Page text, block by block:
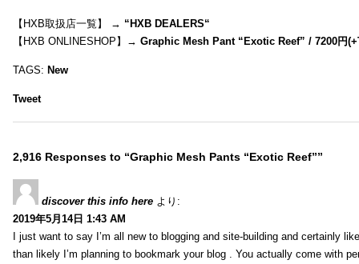
【HXB取扱店一覧】 → “HXB DEALERS“
【HXB ONLINESHOP】→ Graphic Mesh Pant “Exotic Reef” / 7200円
TAGS: New
Tweet
2,916 Responses to “Graphic Mesh Pants “Exotic Reef””
discover this info here より:
2019年5月14日 1:43 AM
I just want to say I’m all new to blogging and site-building and certainly
than likely I’m planning to bookmark your blog . You actually come with